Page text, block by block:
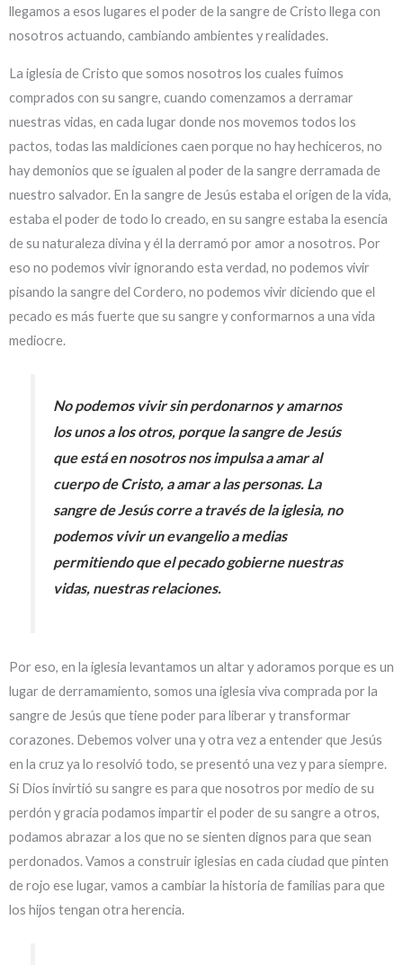
llegamos a esos lugares el poder de la sangre de Cristo llega con
nosotros actuando, cambiando ambientes y realidades.
La iglesia de Cristo que somos nosotros los cuales fuimos
comprados con su sangre, cuando comenzamos a derramar
nuestras vidas, en cada lugar donde nos movemos todos los
pactos, todas las maldiciones caen porque no hay hechiceros, no
hay demonios que se igualen al poder de la sangre derramada de
nuestro salvador. En la sangre de Jesús estaba el origen de la vida,
estaba el poder de todo lo creado, en su sangre estaba la esencia
de su naturaleza divina y él la derramó por amor a nosotros. Por
eso no podemos vivir ignorando esta verdad, no podemos vivir
pisando la sangre del Cordero, no podemos vivir diciendo que el
pecado es más fuerte que su sangre y conformarnos a una vida
mediocre.
No podemos vivir sin perdonarnos y amarnos
los unos a los otros, porque la sangre de Jesús
que está en nosotros nos impulsa a amar al
cuerpo de Cristo, a amar a las personas. La
sangre de Jesús corre a través de la iglesia, no
podemos vivir un evangelio a medias
permitiendo que el pecado gobierne nuestras
vidas, nuestras relaciones.
Por eso, en la iglesia levantamos un altar y adoramos porque es un
lugar de derramamiento, somos una iglesia viva comprada por la
sangre de Jesús que tiene poder para liberar y transformar
corazones. Debemos volver una y otra vez a entender que Jesús
en la cruz ya lo resolvió todo, se presentó una vez y para siempre.
Si Dios invirtió su sangre es para que nosotros por medio de su
perdón y gracia podamos impartir el poder de su sangre a otros,
podamos abrazar a los que no se sienten dignos para que sean
perdonados. Vamos a construir iglesias en cada ciudad que pinten
de rojo ese lugar, vamos a cambiar la historia de familias para que
los hijos tengan otra herencia.